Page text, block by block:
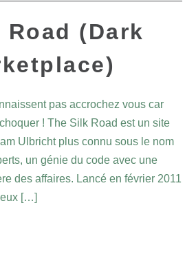
(Dark
pas accrochez vous car
! The Silk Road est un site
Ulbricht plus connu sous le nom
un génie du code avec une
des affaires. Lancé en février 2011
[…]